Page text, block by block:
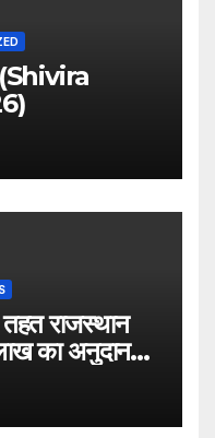
(Shivira
तहत राजस्थान
का अनुदान